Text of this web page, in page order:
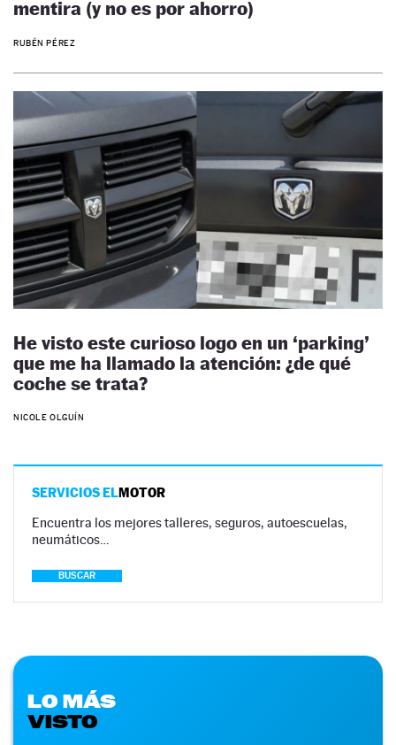
mentira (y no es por ahorro)
RUBÉN PÉREZ
He visto este curioso logo en un ‘parking’
que me ha llamado la atención: ¿de qué
coche se trata?
NICOLE OLGUÍN
SERVICIOS ELMOTOR
Encuentra los mejores talleres, seguros, autoescuelas,
neumáticos…
BUSCAR
LO MÁS
VISTO